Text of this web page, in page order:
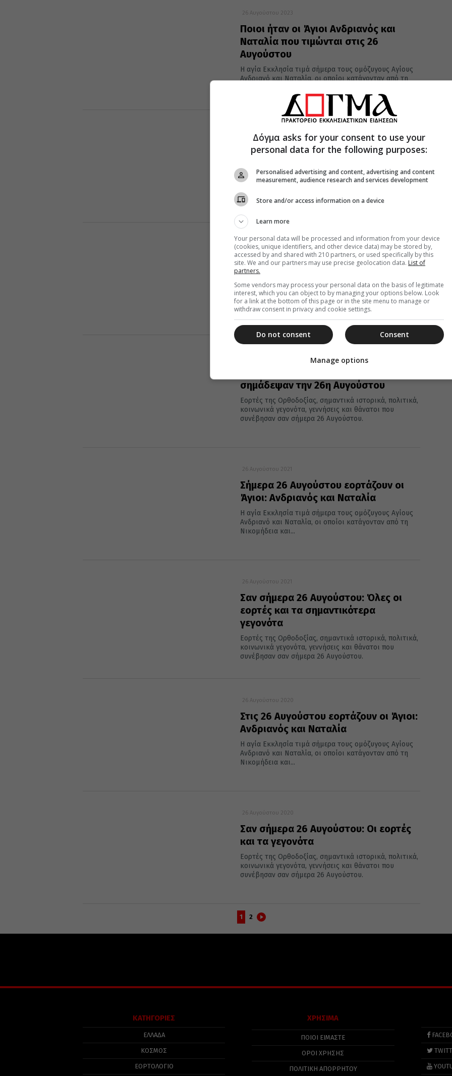
26 Αυγούστου 2023
Ποιοι ήταν οι Άγιοι Ανδριανός και
Ναταλία που τιμώνται στις 26
Αυγούστου
Η αγία Εκκλησία τιμά σήμερα τους ομόζυγους Αγίους
Ανδριανό και Ναταλία, οι οποίοι κατάγονταν από τη
Σαν σήμερα: Οι εορτές και τα γεγονότα
Εορτές της Ορθοδοξίας, σημαντικά ιστορικά, πολιτικά,
κοινωνικά γεγονότα, γεννήσεις και θάνατοι που
συνέβησαν σαν σήμερα 26 Αυγούστου.
26 Αυγούστου 2022
Στις 26 Αυγούστου τιμώνται οι Άγιοι
Ανδριανός και Ναταλία
Η αγία Εκκλησία τιμά σήμερα τους ομόζυγους Αγίους
Ανδριανό και Ναταλία, οι οποίοι κατάγονταν από τη
Νικομήδεια και...
σημάδεψαν την 26η Αυγούστου
Εορτές της Ορθοδοξίας, σημαντικά ιστορικά, πολιτικά,
κοινωνικά γεγονότα, γεννήσεις και θάνατοι που
συνέβησαν σαν σήμερα 26 Αυγούστου.
26 Αυγούστου 2021
Σήμερα 26 Αυγούστου εορτάζουν οι
Άγιοι: Ανδριανός και Ναταλία
Η αγία Εκκλησία τιμά σήμερα τους ομόζυγους Αγίους
Ανδριανό και Ναταλία, οι οποίοι κατάγονταν από τη
Νικομήδεια και...
26 Αυγούστου 2021
Σαν σήμερα 26 Αυγούστου: Όλες οι
εορτές και τα σημαντικότερα
γεγονότα
Εορτές της Ορθοδοξίας, σημαντικά ιστορικά, πολιτικά,
κοινωνικά γεγονότα, γεννήσεις και θάνατοι που
συνέβησαν σαν σήμερα 26 Αυγούστου.
26 Αυγούστου 2020
Στις 26 Αυγούστου εορτάζουν οι Άγιοι:
Ανδριανός και Ναταλία
Η αγία Εκκλησία τιμά σήμερα τους ομόζυγους Αγίους
Ανδριανό και Ναταλία, οι οποίοι κατάγονταν από τη
Νικομήδεια και...
26 Αυγούστου 2020
Σαν σήμερα 26 Αυγούστου: Οι εορτές
και τα γεγονότα
Εορτές της Ορθοδοξίας, σημαντικά ιστορικά, πολιτικά,
κοινωνικά γεγονότα, γεννήσεις και θάνατοι που
συνέβησαν σαν σήμερα 26 Αυγούστου.
1 2
ΚΑΤΗΓΟΡΙΕΣ
ΕΛΛΑΔΑ
ΚΟΣΜΟΣ
ΕΟΡΤΟΛΟΓΙΟ
ΧΡΗΣΙΜΑ
ΠΟΙΟΙ ΕΙΜΑΣΤΕ
ΟΡΟΙ ΧΡΗΣΗΣ
ΠΟΛΙΤΙΚΉ ΑΠΟΡΡΉΤΟΥ
Δόγμα asks for your consent to use your
personal data for the following purposes:
Personalised advertising and content, advertising and content
measurement, audience research and services development
Store and/or access information on a device
Learn more
Your personal data will be processed and information from your device
(cookies, unique identifiers, and other device data) may be stored by,
accessed by and shared with 210 partners, or used specifically by this
site. We and our partners may use precise geolocation data. List of
partners.
Some vendors may process your personal data on the basis of legitimate
interest, which you can object to by managing your options below. Look
for a link at the bottom of this page or in the site menu to manage or
withdraw consent in privacy and cookie settings.
Consent
Do not consent
Manage options